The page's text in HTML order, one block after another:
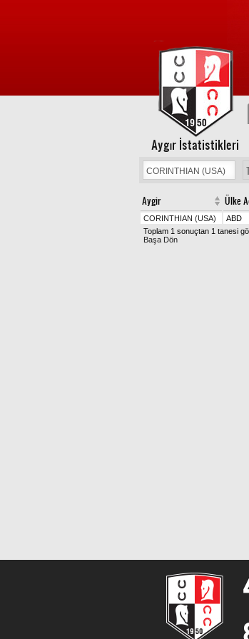
Aygır İstatistikleri
Aygir Ülke
CORINTHIAN (USA) ABD
Toplam 1 sonuçtan 1 tanesi
Başa Dön